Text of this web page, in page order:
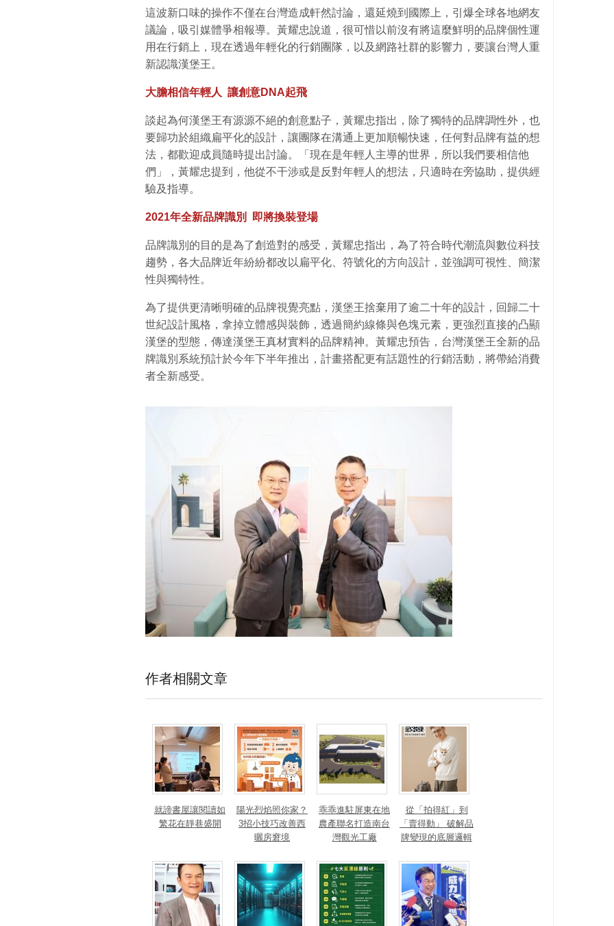
這波新口味的操作不僅在台灣造成軒然討論，還延燒到國際上，引爆全球各地網友
議論，吸引媒體爭相報導。黃耀忠說道，很可惜以前沒有將這麼鮮明的品牌個性運
用在行銷上，現在透過年輕化的行銷團隊，以及網路社群的影響力，要讓台灣人重
新認識漢堡王。
大膽相信年輕人 讓創意DNA起飛
談起為何漢堡王有源源不絕的創意點子，黃耀忠指出，除了獨特的品牌調性外，也
要歸功於組織扁平化的設計，讓團隊在溝通上更加順暢快速，任何對品牌有益的想
法，都歡迎成員隨時提出討論。「現在是年輕人主導的世界，所以我們要相信他
們」，黃耀忠提到，他從不干涉或是反對年輕人的想法，只適時在旁協助，提供經
驗及指導。
2021年全新品牌識別 即將換裝登場
品牌識別的目的是為了創造對的感受，黃耀忠指出，為了符合時代潮流與數位科技
趨勢，各大品牌近年紛紛都改以扁平化、符號化的方向設計，並強調可視性、簡潔
性與獨特性。
為了提供更清晰明確的品牌視覺亮點，漢堡王捨棄用了逾二十年的設計，回歸二十
世紀設計風格，拿掉立體感與裝飾，透過簡約線條與色塊元素，更強烈直接的凸顯
漢堡的型態，傳達漢堡王真材實料的品牌精神。黃耀忠預告，台灣漢堡王全新的品
牌識別系統預計於今年下半年推出，計畫搭配更有話題性的行銷活動，將帶給消費
者全新感受。
作者相關文章
就諦書屋讓閱讀如
繁花在靜巷盛開
陽光烈焰照你家？
3招小技巧改善西
曬房窘境
乖乖進駐屏東在地
農產聯名打造南台
灣觀光工廠
從「拍得紅」到
「賣得動」 破解品
牌變現的底層邏輯